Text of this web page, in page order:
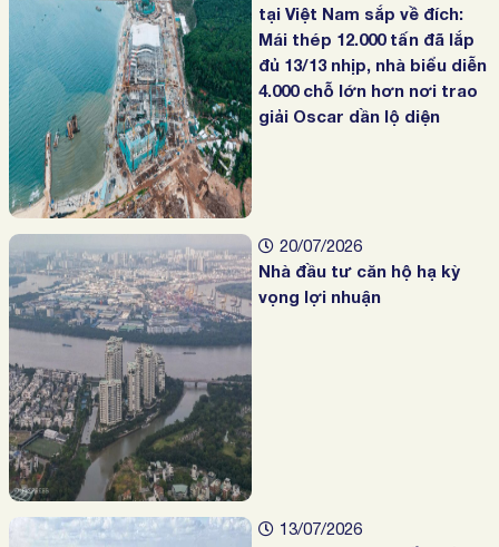
tại Việt Nam sắp về đích:
Mái thép 12.000 tấn đã lắp
đủ 13/13 nhịp, nhà biểu diễn
4.000 chỗ lớn hơn nơi trao
giải Oscar dần lộ diện
20/07/2026
Nhà đầu tư căn hộ hạ kỳ
vọng lợi nhuận
13/07/2026